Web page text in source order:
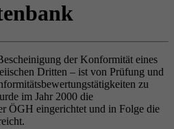
der Konformität eines
Dritten – ist von Prüfung und
zu
im Jahr 2000 die
ÖGH eingerichtet und in Folge die